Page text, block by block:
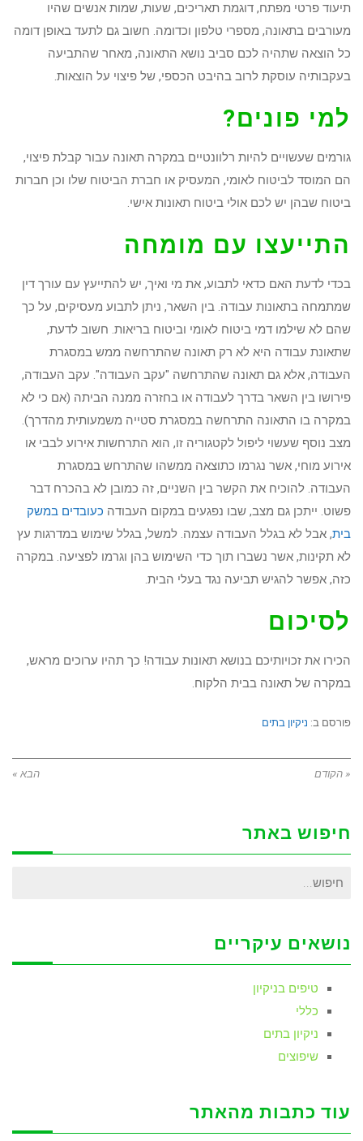
תיעוד פרטי מפתח, דוגמת תאריכים, שעות, שמות אנשים שהיו
מעורבים בתאונה, מספרי טלפון וכדומה. חשוב גם לתעד באופן דומה
כל הוצאה שתהיה לכם סביב נושא התאונה, מאחר שהתביעה
בעקבותיה עוסקת לרוב בהיבט הכספי, של פיצוי על הוצאות.
למי פונים?
גורמים שעשויים להיות רלוונטיים במקרה תאונה עבור קבלת פיצוי,
הם המוסד לביטוח לאומי, המעסיק או חברת הביטוח שלו וכן חברות
ביטוח שבהן יש לכם אולי ביטוח תאונות אישי.
התייעצו עם מומחה
בכדי לדעת האם כדאי לתבוע, את מי ואיך, יש להתייעץ עם עורך דין
שמתמחה בתאונות עבודה. בין השאר, ניתן לתבוע מעסיקים, על כך
שהם לא שילמו דמי ביטוח לאומי וביטוח בריאות. חשוב לדעת,
שתאונת עבודה היא לא רק תאונה שהתרחשה ממש במסגרת
העבודה, אלא גם תאונה שהתרחשה "עקב העבודה". עקב העבודה,
פירושו בין השאר בדרך לעבודה או בחזרה ממנה הביתה (אם כי לא
במקרה בו התאונה התרחשה במסגרת סטייה משמעותית מהדרך).
מצב נוסף שעשוי ליפול לקטגוריה זו, הוא התרחשות אירוע לבבי או
אירוע מוחי, אשר נגרמו כתוצאה ממשהו שהתרחש במסגרת
העבודה. להוכיח את הקשר בין השניים, זה כמובן לא בהכרח דבר
פשוט. ייתכן גם מצב, שבו נפגעים במקום העבודה כעובדים במשק
בית, אבל לא בגלל העבודה עצמה. למשל, בגלל שימוש במדרגות עץ
לא תקינות, אשר נשברו תוך כדי השימוש בהן וגרמו לפציעה. במקרה
כזה, אפשר להגיש תביעה נגד בעלי הבית.
לסיכום
הכירו את זכויותיכם בנושא תאונות עבודה! כך תהיו ערוכים מראש,
במקרה של תאונה בבית הלקוח.
פורסם ב: ניקיון בתים
« הקודם הבא »
חיפוש באתר
חיפוש
נושאים עיקריים
טיפים בניקיון
כללי
ניקיון בתים
שיפוצים
עוד כתבות מהאתר